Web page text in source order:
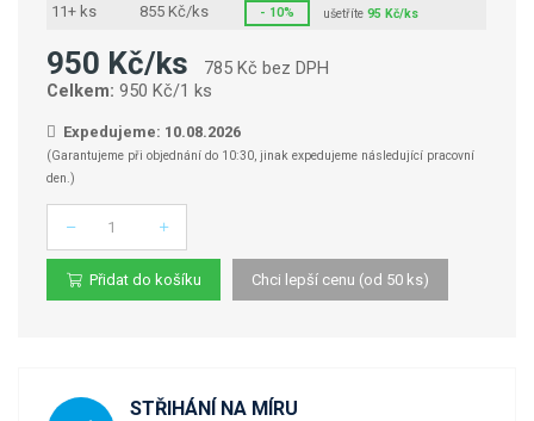
11+ ks 855 Kč/ks - 10% ušetříte95 Kč/ks
950 Kč/ks
785 Kč bez DPH
Celkem: 950 Kč/1 ks
Expedujeme: 10.08.2026
(Garantujeme při objednání do 10:30, jinak expedujeme následující pracovní
den.)
Přidat do košíku Chci lepší cenu (od 50 ks)
STŘIHÁNÍ NA MÍRU